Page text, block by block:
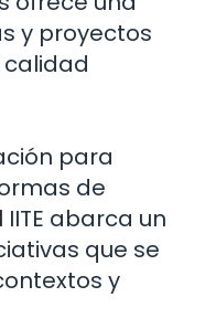
y proyectos
para
de
abarca un
que se
y